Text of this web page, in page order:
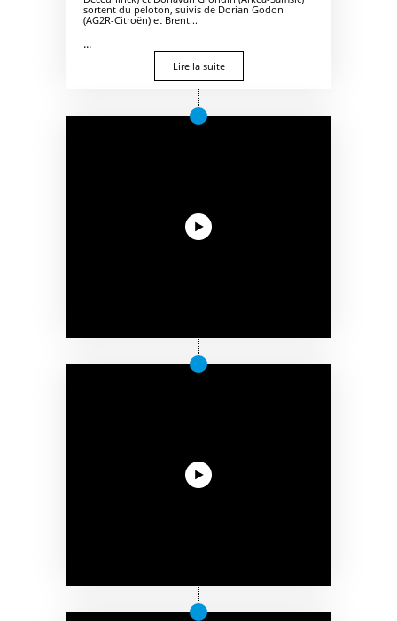
sortent du peloton, suivis de Dorian Godon
(AG2R-Citroën) et Brent...
...
Lire la suite